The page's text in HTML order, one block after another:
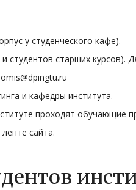
у студенческого кафе).
студентов старших курсов).
и кафедры института.
проходят обучающие
сайта.